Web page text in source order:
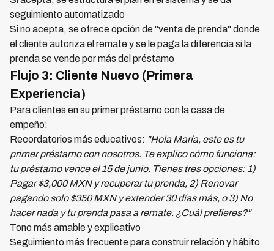
seguimiento automatizado
Si no acepta, se ofrece opción de "venta de prenda" donde
el cliente autoriza el remate y se le paga la diferencia si la
prenda se vende por más del préstamo
Flujo 3: Cliente Nuevo (Primera
Experiencia)
Para clientes en su primer préstamo con la casa de
empeño:
Recordatorios más educativos: "Hola María, este es tu
primer préstamo con nosotros. Te explico cómo funciona:
tu préstamo vence el 15 de junio. Tienes tres opciones: 1)
Pagar $3,000 MXN y recuperar tu prenda, 2) Renovar
pagando solo $350 MXN y extender 30 días más, o 3) No
hacer nada y tu prenda pasa a remate. ¿Cuál prefieres?"
Tono más amable y explicativo
Seguimiento más frecuente para construir relación y hábito